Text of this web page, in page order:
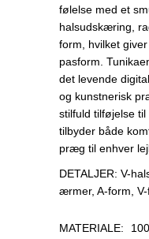
følelse med et
halsudskæring,
form, hvilket
pasform.
det levende
og kunstnerisk
stilfuld tilføjelse
tilbyder både
præg til enhver
DETALJER: V-
ærmer, A-form,
MATERIALE: